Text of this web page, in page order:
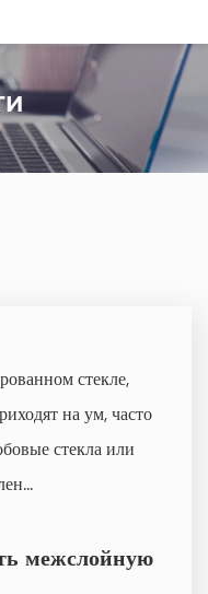
стекле,
на ум, часто
стекла или
межслойную